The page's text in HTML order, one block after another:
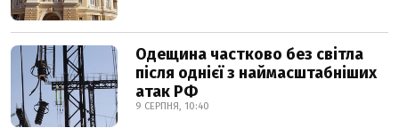
Одещина частково без світла
після однієї з наймасштабніших
атак РФ
9 СЕРПНЯ, 10:40